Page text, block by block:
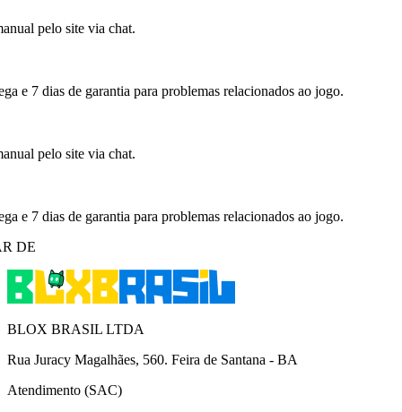
pelo site via chat.
e 7 dias de garantia para problemas relacionados ao jogo.
pelo site via chat.
e 7 dias de garantia para problemas relacionados ao jogo.
DE
BLOX BRASIL LTDA
Rua Juracy Magalhães, 560. Feira de Santana - BA
Atendimento (SAC)